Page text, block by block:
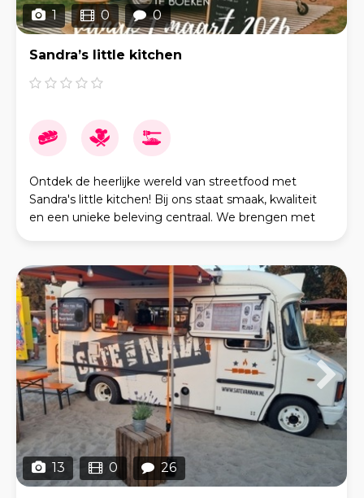
1 0 0
Sandra’s little kitchen
Ontdek de heerlijke wereld van streetfood met
Sandra's little kitchen! Bij ons staat smaak, kwaliteit
en een unieke beleving centraal. We brengen met
13 0 26